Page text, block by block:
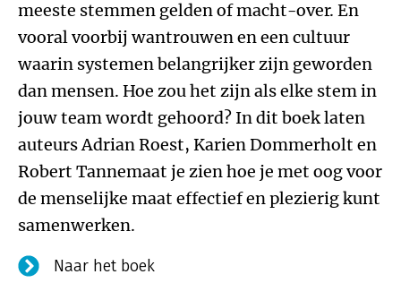
meeste stemmen gelden of macht-over. En
vooral voorbij wantrouwen en een cultuur
waarin systemen belangrijker zijn geworden
dan mensen. Hoe zou het zijn als elke stem in
jouw team wordt gehoord? In dit boek laten
auteurs Adrian Roest, Karien Dommerholt en
Robert Tannemaat je zien hoe je met oog voor
de menselijke maat effectief en plezierig kunt
samenwerken.
Naar het boek